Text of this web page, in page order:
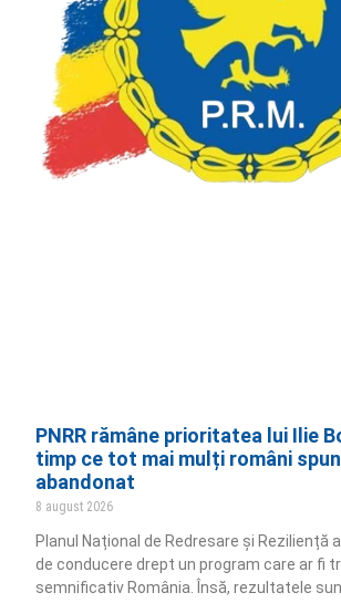
PNRR rămâne prioritatea lui Ilie
timp ce tot mai mulți români
abandonat
8 august 2026
Planul Național de Redresare și Reziliență
de conducere drept un program care ar fi
semnificativ România. Însă, rezultatele